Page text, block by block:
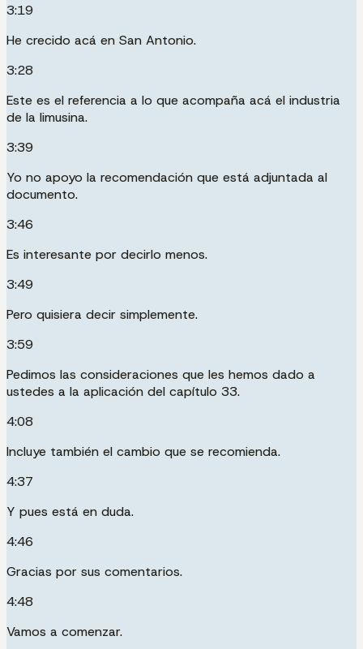
3:19
He crecido acá en San Antonio.
3:28
Este es el referencia a lo que acompaña acá el industria
de la limusina.
3:39
Yo no apoyo la recomendación que está adjuntada al
documento.
3:46
Es interesante por decirlo menos.
3:49
Pero quisiera decir simplemente.
3:59
Pedimos las consideraciones que les hemos dado a
ustedes a la aplicación del capítulo 33.
4:08
Incluye también el cambio que se recomienda.
4:37
Y pues está en duda.
4:46
Gracias por sus comentarios.
4:48
Vamos a comenzar.